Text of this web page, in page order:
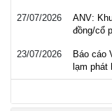
27/07/2026
ANV:
đồng/cổ
23/07/2026
Báo cáo
lạm phát